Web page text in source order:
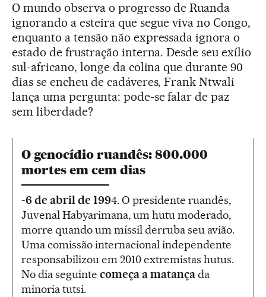
O mundo observa o progresso de Ruanda
ignorando a esteira que segue viva no Congo,
enquanto a tensão não expressada ignora o
estado de frustração interna. Desde seu exílio
sul-africano, longe da colina que durante 90
dias se encheu de cadáveres, Frank Ntwali
lança uma pergunta: pode-se falar de paz
sem liberdade?
O genocídio ruandês: 800.000
mortes em cem dias
-6 de abril de 1994. O presidente ruandês,
Juvenal Habyarimana, um hutu moderado,
morre quando um míssil derruba seu avião.
Uma comissão internacional independente
responsabilizou em 2010 extremistas hutus.
No dia seguinte começa a matançada
minoria tutsi.